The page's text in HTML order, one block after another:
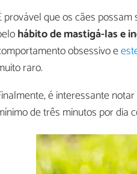
provável que os cães
hábito de mastigá-las e
obsessivo e
raro.
é interessante
de três minutos por dia